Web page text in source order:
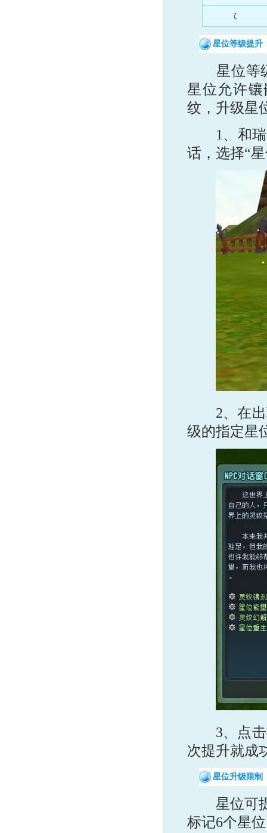
ζ
星位等级提升
星位等级
星位允许
纹，升级星
1、和瑞
话，选择“
2、在出
级的指定星
3、点击
次提升就成
星位升级限制
星位可提
标记6个星